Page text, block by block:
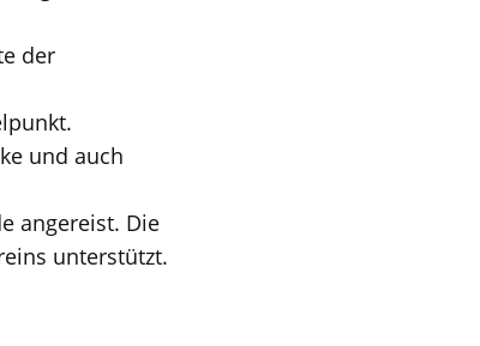
der
und auch
angereist. Die
unterstützt.